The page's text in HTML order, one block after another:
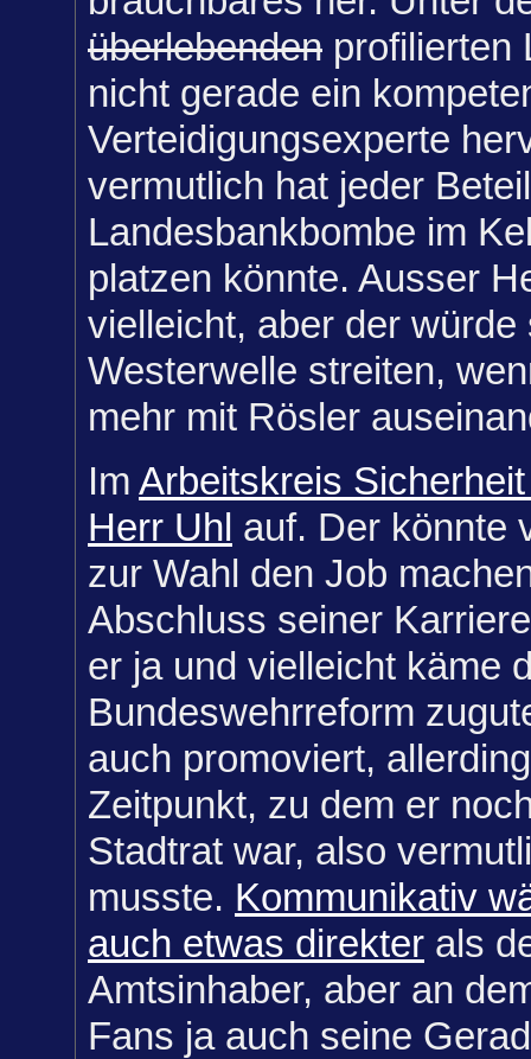
überlebenden profilierten
nicht gerade ein
Verteidigungsexperte
vermutlich hat jeder
Landesbankbombe im
platzen könnte. Ausser
vielleicht, aber der
Westerwelle streiten,
mehr mit Rösler
Im Arbeitskreis
Herr Uhl auf. Der könnte
zur Wahl den Job
Abschluss seiner
er ja und vielleicht käme
Bundeswehrreform
auch promoviert,
Zeitpunkt, zu dem er
Stadtrat war, also
musste. Kommunikativ
auch etwas direkter als
Amtsinhaber, aber an
Fans ja auch seine